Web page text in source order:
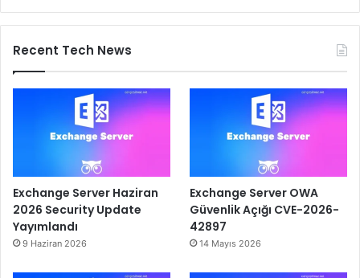
Recent Tech News
Exchange Server Haziran
2026 Security Update
Yayımlandı
9 Haziran 2026
Exchange Server OWA
Güvenlik Açığı CVE-2026-
42897
14 Mayıs 2026